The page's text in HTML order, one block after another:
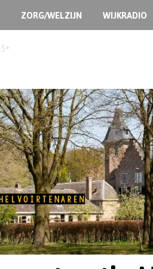
ZORG/WELZIJN WIJKRADIO